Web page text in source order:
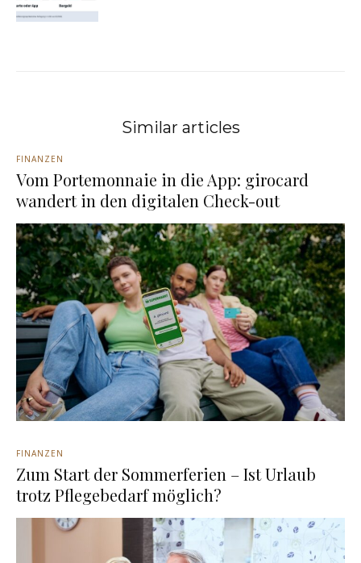
Similar articles
FINANZEN
Vom Portemonnaie in die App: girocard
wandert in den digitalen Check-out
FINANZEN
Zum Start der Sommerferien – Ist Urlaub
trotz Pflegebedarf möglich?